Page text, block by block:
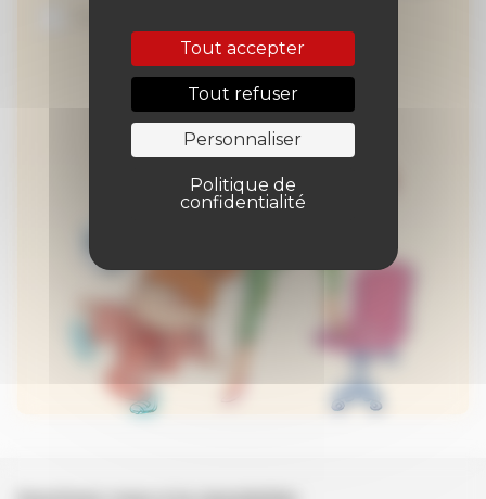
Tout accepter
Tout refuser
Personnaliser
Politique de
confidentialité